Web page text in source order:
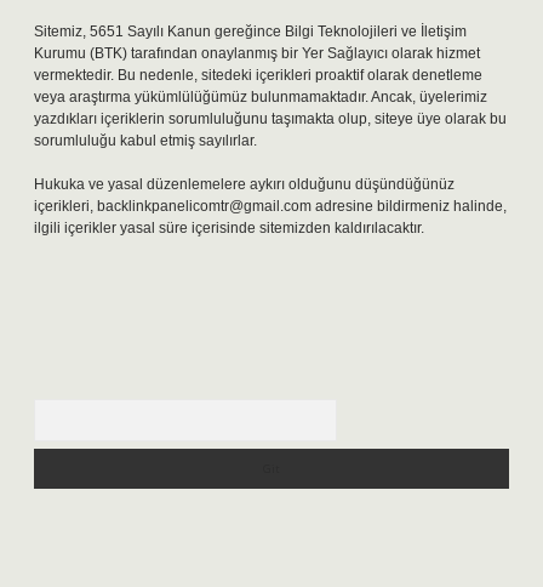
Sitemiz, 5651 Sayılı Kanun gereğince Bilgi Teknolojileri ve İletişim
Kurumu (BTK) tarafından onaylanmış bir Yer Sağlayıcı olarak hizmet
vermektedir. Bu nedenle, sitedeki içerikleri proaktif olarak denetleme
veya araştırma yükümlülüğümüz bulunmamaktadır. Ancak, üyelerimiz
yazdıkları içeriklerin sorumluluğunu taşımakta olup, siteye üye olarak bu
sorumluluğu kabul etmiş sayılırlar.
Hukuka ve yasal düzenlemelere aykırı olduğunu düşündüğünüz
içerikleri, backlinkpanelicomtr@gmail.com adresine bildirmeniz halinde,
ilgili içerikler yasal süre içerisinde sitemizden kaldırılacaktır.